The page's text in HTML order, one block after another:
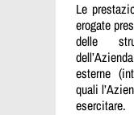
Le
erogate
delle
esterne
quali
esercitare.